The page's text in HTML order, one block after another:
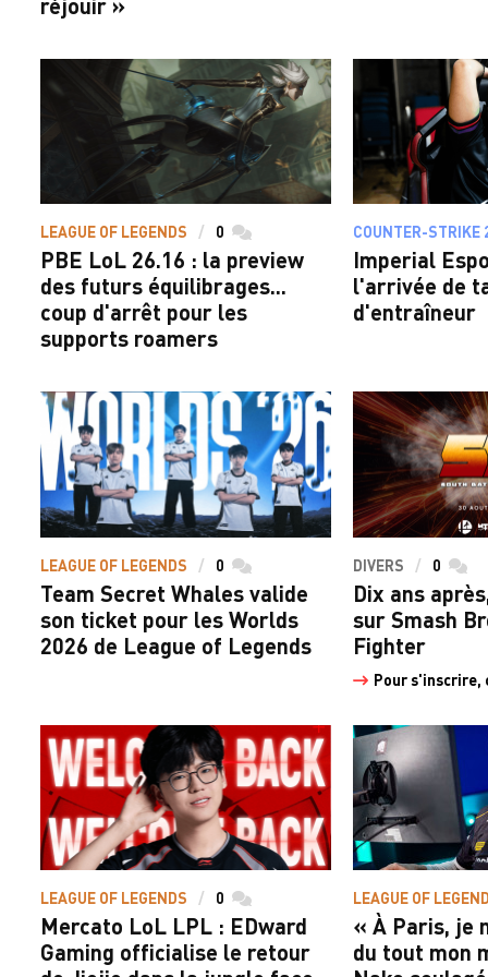
LEAGUE OF LEGENDS 0 commentaires
PBE LoL 26.16 : la preview
des futurs équilibrages...
coup d'arrêt pour les
supports roamers
COUNTER-STRIKE
Imperial
l'arrivée de
d'entraîneur
LEAGUE OF LEGENDS 0 commentaires
Team Secret Whales valide
son ticket pour les Worlds
2026 de League of Legends
DIVERS 0
Dix ans
sur Smash
Fighter
Pour s'inscrire,
LEAGUE OF LEGENDS 0 commentaires
Mercato LoL LPL : EDward
Gaming officialise le retour
LEAGUE OF
« À Paris, je
du tout mon